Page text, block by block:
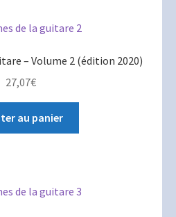
– Volume 2 (édition 2020)
27,07€
au panier